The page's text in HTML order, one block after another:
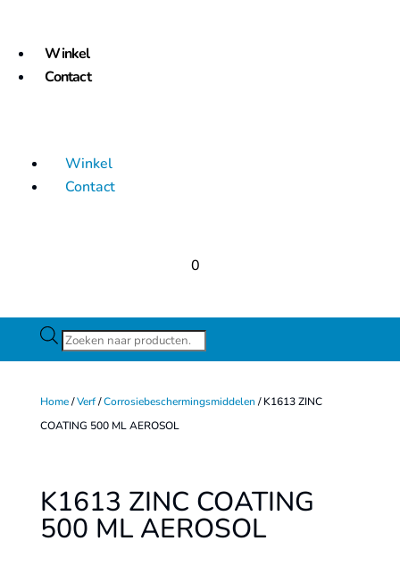
Winkel
Contact
Winkel
Contact
0
Producten
zoeken
Home/Verf/Corrosiebeschermingsmiddelen / K1613 ZINC
COATING 500 ML AEROSOL
K1613 ZINC COATING
500 ML AEROSOL